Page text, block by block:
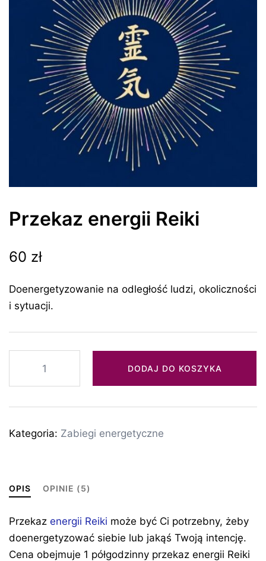
Przekaz energii Reiki
60 zł
Doenergetyzowanie na odległość ludzi, okoliczności
i sytuacji.
Przekaz
Reiki
DODAJ DO KOSZYKA
Kategoria: Zabiegi energetyczne
OPIS OPINIE (5)
Przekaz energii Reiki może być Ci potrzebny, żeby
doenergetyzować siebie lub jakąś Twoją intencję.
Cena obejmuje 1 półgodzinny przekaz energii Reiki